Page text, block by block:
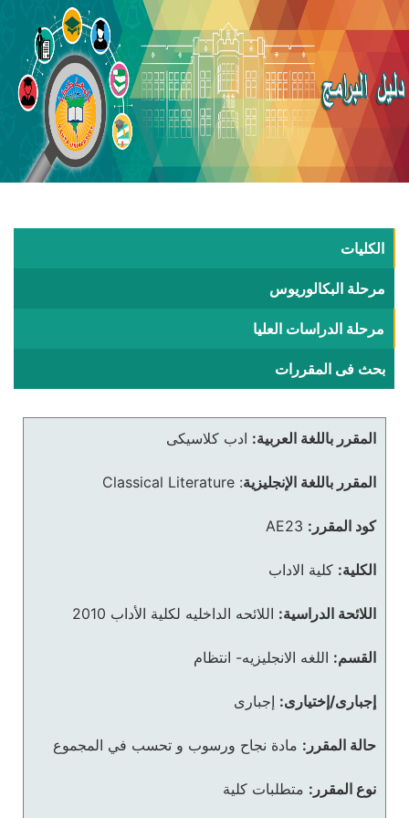
الكليات
مرحلة البكالوريوس
مرحلة الدراسات العليا
بحث فى المقررات
المقرر باللغة العربية: ادب كلاسيكى
المقرر باللغة الإنجليزية:
Classical Literature
كود المقرر: AE23
الكلية: كلية الاداب
اللائحة الدراسية: اللائحه الداخليه لكلية الأداب 2010
القسم: اللغه الانجليزيه- انتظام
إجبارى/إختيارى: إجبارى
حالة المقرر: مادة نجاح ورسوب و تحسب في المجموع
نوع المقرر: متطلبات كلية